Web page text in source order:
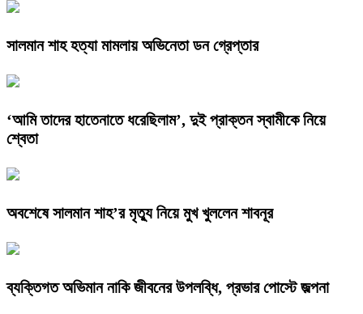
সালমান শাহ হত্যা মামলায় অভিনেতা ডন গ্রেপ্তার
‘আমি তাদের হাতেনাতে ধরেছিলাম’, দুই প্রাক্তন স্বামীকে নিয়ে
শ্বেতা
অবশেষে সালমান শাহ’র মৃত্যু নিয়ে মুখ খুললেন শাবনূর
ব্যক্তিগত অভিমান নাকি জীবনের উপলব্ধি, প্রভার পোস্টে জল্পনা